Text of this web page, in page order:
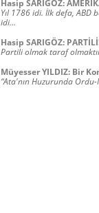
Hasip SARIGÖZ:
Yıl 1786 idi. İlk defa, ABD
idi…
Hasip SARIGÖZ:
Partili olmak taraf
Müyesser YILDIZ: Bir
“Ata'nın Huzurunda Ordu-